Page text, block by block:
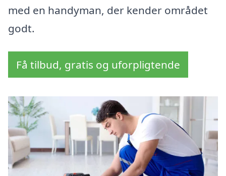
med en handyman, der kender området
godt.
Få tilbud, gratis og uforpligtende